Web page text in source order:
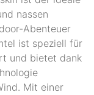
nassen
Abenteuer
ist speziell für
und bietet dank
Mit einer